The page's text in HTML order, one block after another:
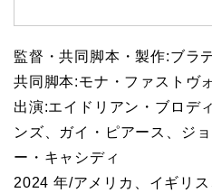
監督・共同脚本・製作:ブラ
共同脚本:モナ・ファストヴ
出演:エイドリアン・ブロデ
ンズ、ガイ・ピアース、ジ
ー・キャシディ
2024 年/アメリカ、イギリ